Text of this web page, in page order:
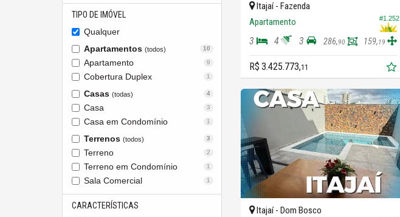
TIPO DE IMÓVEL
Qualquer
Apartamentos (todos) 10
Apartamento 9
Cobertura Duplex 1
Casas (todas) 4
Casa 3
Casa em Condomínio 1
Terrenos (todos) 3
Terreno 2
Terreno em Condomínio 1
Sala Comercial 1
CARACTERÍSTICAS
#1.252
Itajaí - Fazenda
Apartamento
3 4 3 286,90 159,19
R$ 3.425.773,11
Itajaí - Dom Bosco